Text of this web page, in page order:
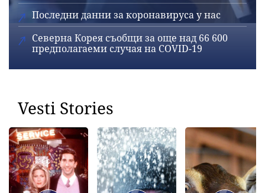
Последни данни за коронавируса у нас
Северна Корея съобщи за още над 66 600
предполагаеми случая на COVID-19
Vesti Stories